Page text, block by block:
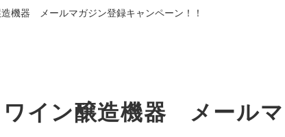
機器 メールマガジン登録キャンペーン！！
イン醸造機器 メール